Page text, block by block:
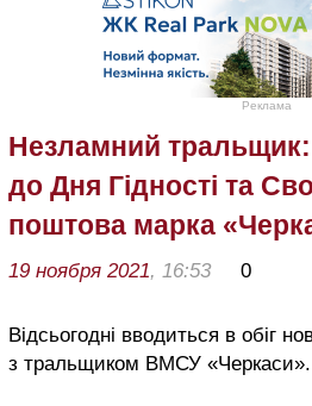
Реклама
Незламний тральщик:
до Дня Гідності та
поштова марка
19 ноября 2021, 16:53 0
Відсьогодні вводиться в обіг
з тральщиком ВМСУ «Черкаси».